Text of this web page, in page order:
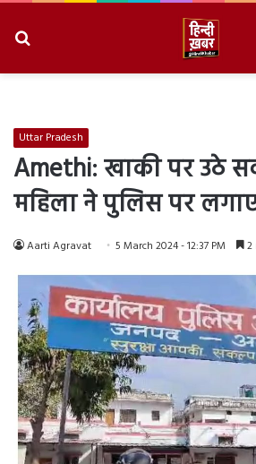
Uttar Pradesh
Amethi: खाकी पर उठे
महिला ने पुलिस पर
Aarti Agravat 5 March 2024 - 12:37 PM 2